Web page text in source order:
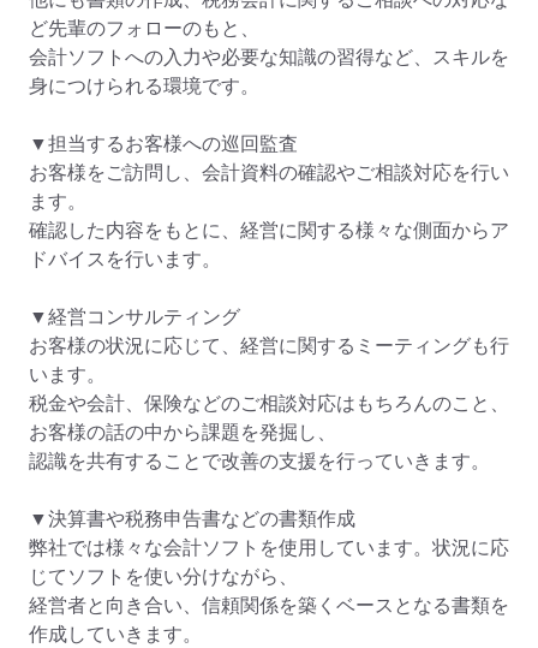
ど先輩のフォローのもと、
会計ソフトへの入力や必要な知識の習得など、スキルを
身につけられる環境です。
▼担当するお客様への巡回監査
お客様をご訪問し、会計資料の確認やご相談対応を行い
ます。
確認した内容をもとに、経営に関する様々な側面からア
ドバイスを行います。
▼経営コンサルティング
お客様の状況に応じて、経営に関するミーティングも行
います。
税金や会計、保険などのご相談対応はもちろんのこと、
お客様の話の中から課題を発掘し、
認識を共有することで改善の支援を行っていきます。
▼決算書や税務申告書などの書類作成
弊社では様々な会計ソフトを使用しています。状況に応
じてソフトを使い分けながら、
経営者と向き合い、信頼関係を築くベースとなる書類を
作成していきます。